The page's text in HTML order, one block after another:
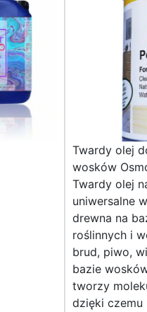
Twardy olej
wosków
Twardy olej
uniwersalne
drewna na
roślinnych i
brud, piwo,
bazie
tworzy
dzięki czemu